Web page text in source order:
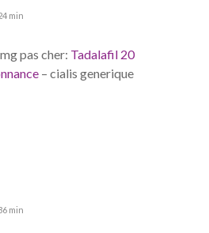
min
pas cher: Tadalafil 20
– cialis generique
min